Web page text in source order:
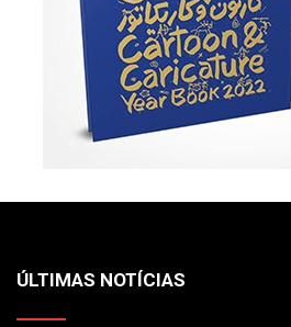
ÚLTIMAS NOTÍCIAS